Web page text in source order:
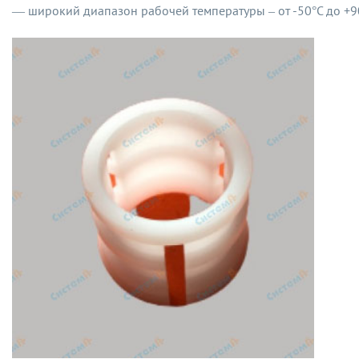
— широкий диапазон рабочей температуры – от -50°С до